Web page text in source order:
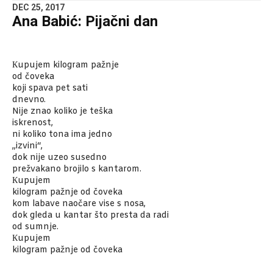
DEC 25, 2017
Ana Babić: Pijačni dan
Кupujem kilogram pažnje
od čoveka
koji spava pet sati
dnevno.
Nije znao koliko je teška
iskrenost,
ni koliko tona ima jedno
„izvini“,
dok nije uzeo susedno
prežvakano brojilo s kantarom.
Кupujem
kilogram pažnje od čoveka
kom labave naočare vise s nosa,
dok gleda u kantar što presta da radi
od sumnje.
Кupujem
kilogram pažnje od čoveka